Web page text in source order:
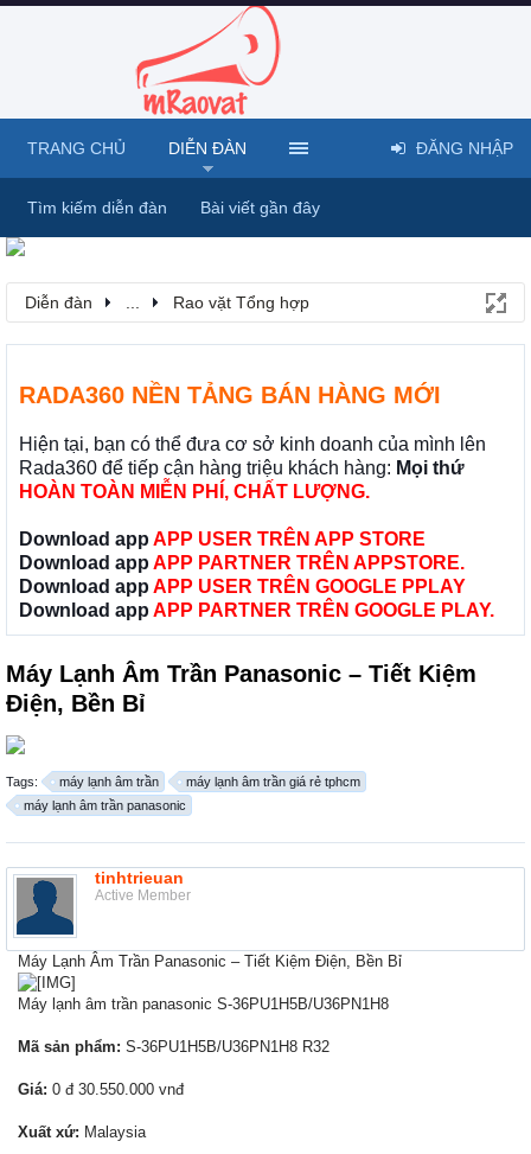
Diễn đàn Rao vặt Tổng hợp
RADA360 NỀN TẢNG BÁN HÀNG MỚI
Hiện tại, bạn có thể đưa cơ sở kinh doanh của mình lên
Rada360 để tiếp cận hàng triệu khách hàng: Mọi thứ
HOÀN TOÀN MIỄN PHÍ, CHẤT LƯỢNG.
Download app APP USER TRÊN APP STORE
Download app APP PARTNER TRÊN APPSTORE.
Download app APP USER TRÊN GOOGLE PPLAY
Download app APP PARTNER TRÊN GOOGLE PLAY.
Máy Lạnh Âm Trần Panasonic – Tiết Kiệm
Điện, Bền Bỉ
Tags: máy lạnh âm trần
máy lạnh âm trần giá rẻ tphcm
máy lạnh âm trần panasonic
tinhtrieuan
Active Member
Máy Lạnh Âm Trần Panasonic – Tiết Kiệm Điện, Bền Bỉ
Máy lạnh âm trần panasonic S-36PU1H5B/U36PN1H8
Mã sản phẩm: S-36PU1H5B/U36PN1H8 R32
Giá: 0 đ 30.550.000 vnđ
Xuất xứ: Malaysia
TRANG CHỦ DIỄN ĐÀN
Tìm kiếm diễn đàn Bài viết gần đây
ĐĂNG NHẬP